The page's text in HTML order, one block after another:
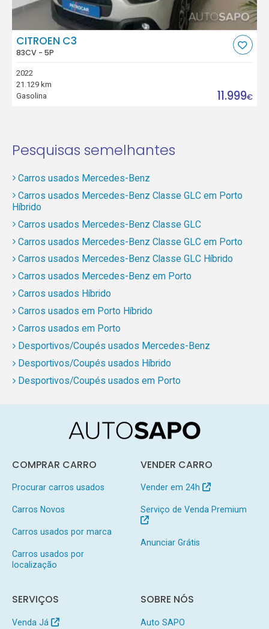
CITROEN C3
83CV - 5P
2022
21.129 km
Gasolina
11.999€
Pesquisas semelhantes
Carros usados Mercedes-Benz
Carros usados Mercedes-Benz Classe GLC em Porto
Híbrido
Carros usados Mercedes-Benz Classe GLC
Carros usados Mercedes-Benz Classe GLC em Porto
Carros usados Mercedes-Benz Classe GLC Híbrido
Carros usados Mercedes-Benz em Porto
Carros usados Híbrido
Carros usados em Porto Híbrido
Carros usados em Porto
Desportivos/Coupés usados Mercedes-Benz
Desportivos/Coupés usados Híbrido
Desportivos/Coupés usados em Porto
COMPRAR CARRO
Procurar carros usados
Carros Novos
Carros usados por marca
Carros usados por
localização
VENDER CARRO
Vender em 24h
Serviço de Venda Premium
Anunciar Grátis
SERVIÇOS
Venda Já
SOBRE NÓS
Auto SAPO